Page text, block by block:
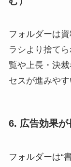
フォルダーは
ラシより捨て
覧や上長・決
セスが進みやす
6. 広告効果が
フォルダーは“